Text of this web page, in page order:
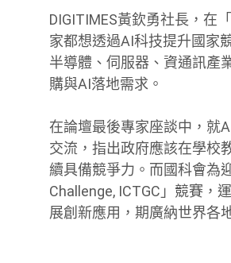
DIGITIMES黃欽勇社長，在
家都想透過AI科技提升國家
半導體、伺服器、資通訊產
購與AI落地需求。
在論壇最後專家座談中，就
交流，指出政府應該在學校
續具備競爭力。而國科會為
Challenge, ICTGC」競賽，
展創新應用，期廣納世界各